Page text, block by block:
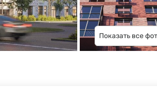
Показать все